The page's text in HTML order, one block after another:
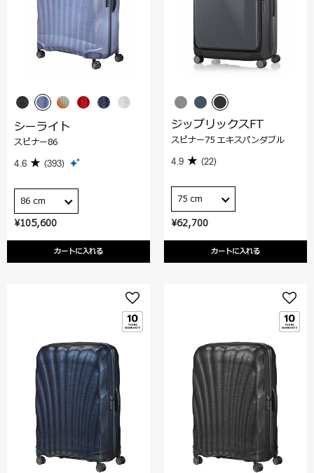
¥105,600
カートに入れる
シーライト
スピナー86
4.6 (393)
86 cm
¥62,700
カートに入れる
ジップリックスFT
スピナー75 エキスパンダブル
4.9 (22)
75 cm